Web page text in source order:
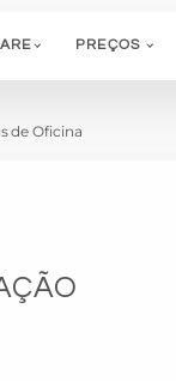
PREÇOS
de Oficina